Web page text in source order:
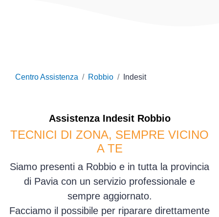
Centro Assistenza Robbio Indesit
Assistenza IndesitRobbio
TECNICI DI ZONA, SEMPRE VICINO
A TE
Siamo presenti a Robbio e in tutta la provincia
di Pavia con un servizio professionale e
sempre aggiornato.
Facciamo il possibile per riparare direttamente